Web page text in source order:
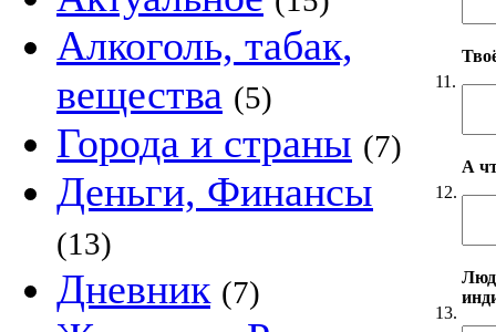
Алкоголь, табак,
вещества (5)
Города и страны (7)
Деньги, Финансы
(13)
Дневник (7)
11.
12.
А
13.